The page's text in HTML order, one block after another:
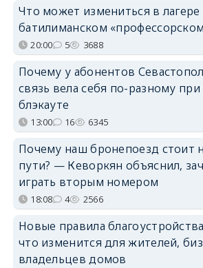
Что может измениться в лагере
батилиманском
20:00 5 3688
Почему у абонентов
связь вела себя по-разному
блэкауте
13:00 16 6345
Почему наш бронепоезд стоит
пути? — Кеворкян объяснил,
играть вторым номером
18:08 4 2566
Новые правила
что изменится для жителей,
владельцев домов